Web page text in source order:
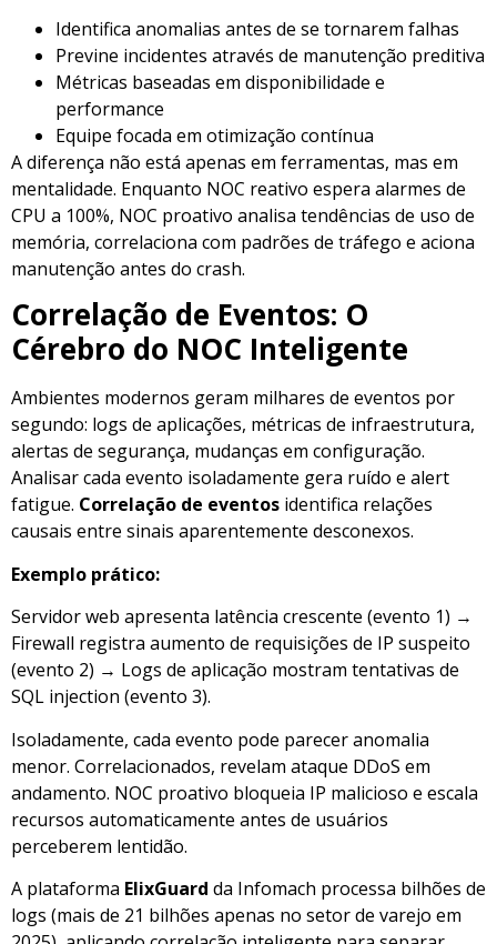
Identifica anomalias antes de se tornarem falhas
Previne incidentes através de manutenção preditiva
Métricas baseadas em disponibilidade e
performance
Equipe focada em otimização contínua
A diferença não está apenas em ferramentas, mas em
mentalidade. Enquanto NOC reativo espera alarmes de
CPU a 100%, NOC proativo analisa tendências de uso de
memória, correlaciona com padrões de tráfego e aciona
manutenção antes do crash.
Correlação de Eventos: O
Cérebro do NOC Inteligente
Ambientes modernos geram milhares de eventos por
segundo: logs de aplicações, métricas de infraestrutura,
alertas de segurança, mudanças em configuração.
Analisar cada evento isoladamente gera ruído e alert
fatigue. Correlação de eventos identifica relações
causais entre sinais aparentemente desconexos.
Exemplo prático:
Servidor web apresenta latência crescente (evento 1) →
Firewall registra aumento de requisições de IP suspeito
(evento 2) → Logs de aplicação mostram tentativas de
SQL injection (evento 3).
Isoladamente, cada evento pode parecer anomalia
menor. Correlacionados, revelam ataque DDoS em
andamento. NOC proativo bloqueia IP malicioso e escala
recursos automaticamente antes de usuários
perceberem lentidão.
A plataforma ElixGuard da Infomach processa bilhões de
logs (mais de 21 bilhões apenas no setor de varejo em